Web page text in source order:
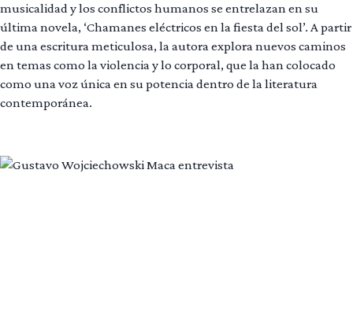
musicalidad y los conflictos humanos se entrelazan en su
última novela, ‘Chamanes eléctricos en la fiesta del sol’. A partir
de una escritura meticulosa, la autora explora nuevos caminos
en temas como la violencia y lo corporal, que la han colocado
como una voz única en su potencia dentro de la literatura
contemporánea.